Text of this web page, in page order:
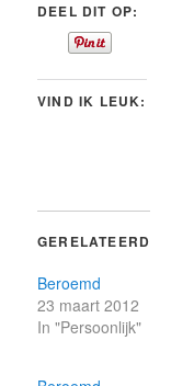
DEEL DIT OP:
VIND IK LEUK:
GERELATEERD
Beroemd
23 maart 2012
In "Persoonlijk"